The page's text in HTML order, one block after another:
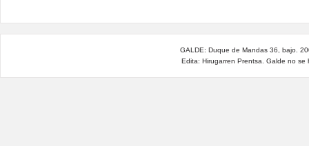
GALDE: Duque de Mandas 36, bajo.
Edita: Hirugarren Prentsa. Galde no